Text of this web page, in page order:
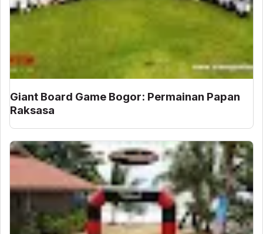
Giant Board Game Bogor: Permainan Papan
Raksasa